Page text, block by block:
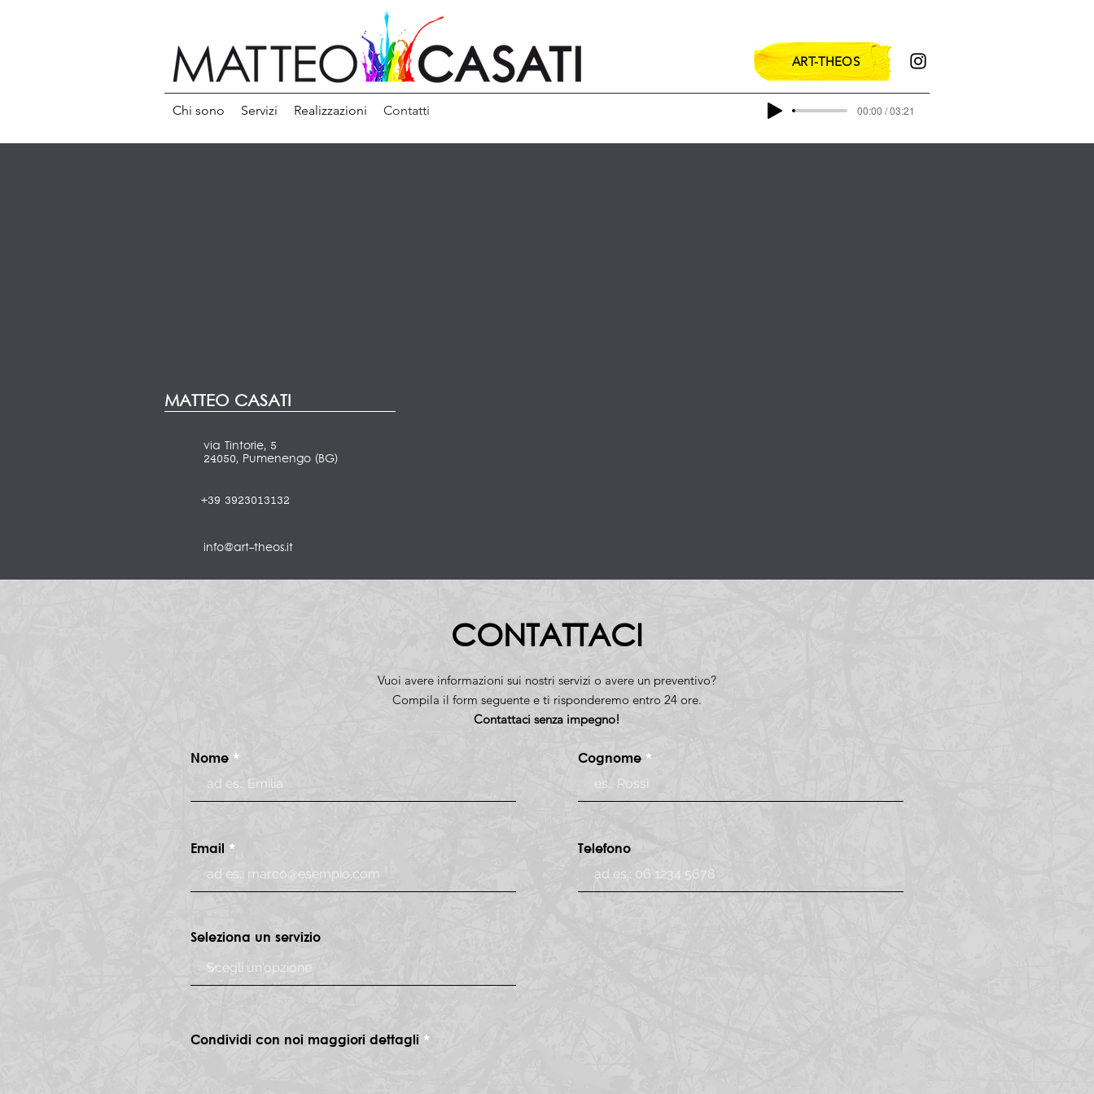
ART-THEOS
Chi sono Servizi Realizzazioni Contatti 00:00 / 03:21
MATTEO CASATI
via Tintorie, 5
24050, Pumenengo (BG)
+39 3923013132
info@art-theos.it
CONTATTACI
Vuoi avere informazioni sui nostri servizi o avere un preventivo?
Compila il form seguente e ti risponderemo entro 24 ore.
Contattaci senza impegno!
Nome
Email
Cognome
Telefono
Seleziona un servizio
Condividi con noi maggiori dettagli